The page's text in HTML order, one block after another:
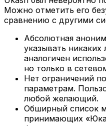
Можно отметить его
сравнению с другими
Абсолютная
указывать
аналогичен
но только в
Нет ограничений
параметрам.
любой желающий.
Обширный список
принимающих